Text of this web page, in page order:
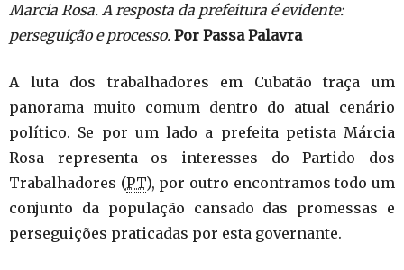
Marcia Rosa. A resposta da prefeitura é evidente:
perseguição e processo. Por Passa Palavra
A luta dos trabalhadores em Cubatão traça um
panorama muito comum dentro do atual cenário
político. Se por um lado a prefeita petista Márcia
Rosa representa os interesses do Partido dos
Trabalhadores (PT), por outro encontramos todo um
conjunto da população cansado das promessas e
perseguições praticadas por esta governante.